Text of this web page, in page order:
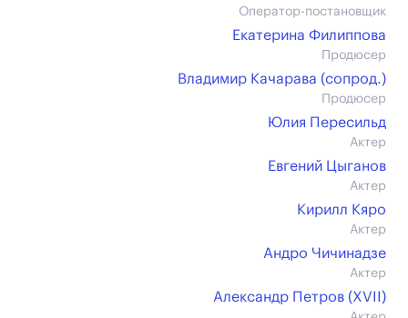
Оператор-постановщик
Екатерина Филиппова
Продюсер
Владимир Качарава (сопрод.)
Продюсер
Юлия Пересильд
Актер
Евгений Цыганов
Актер
Кирилл Кяро
Актер
Андро Чичинадзе
Актер
Александр Петров (XVII)